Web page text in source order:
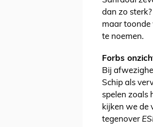
dan zo
maar toonde
te noemen.
Forbs
Bij
Schip als
spelen zoals
kijken we de
tegenover